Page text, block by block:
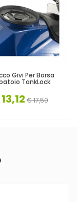
Givi Per Borsa
TankLock
€ 17,50